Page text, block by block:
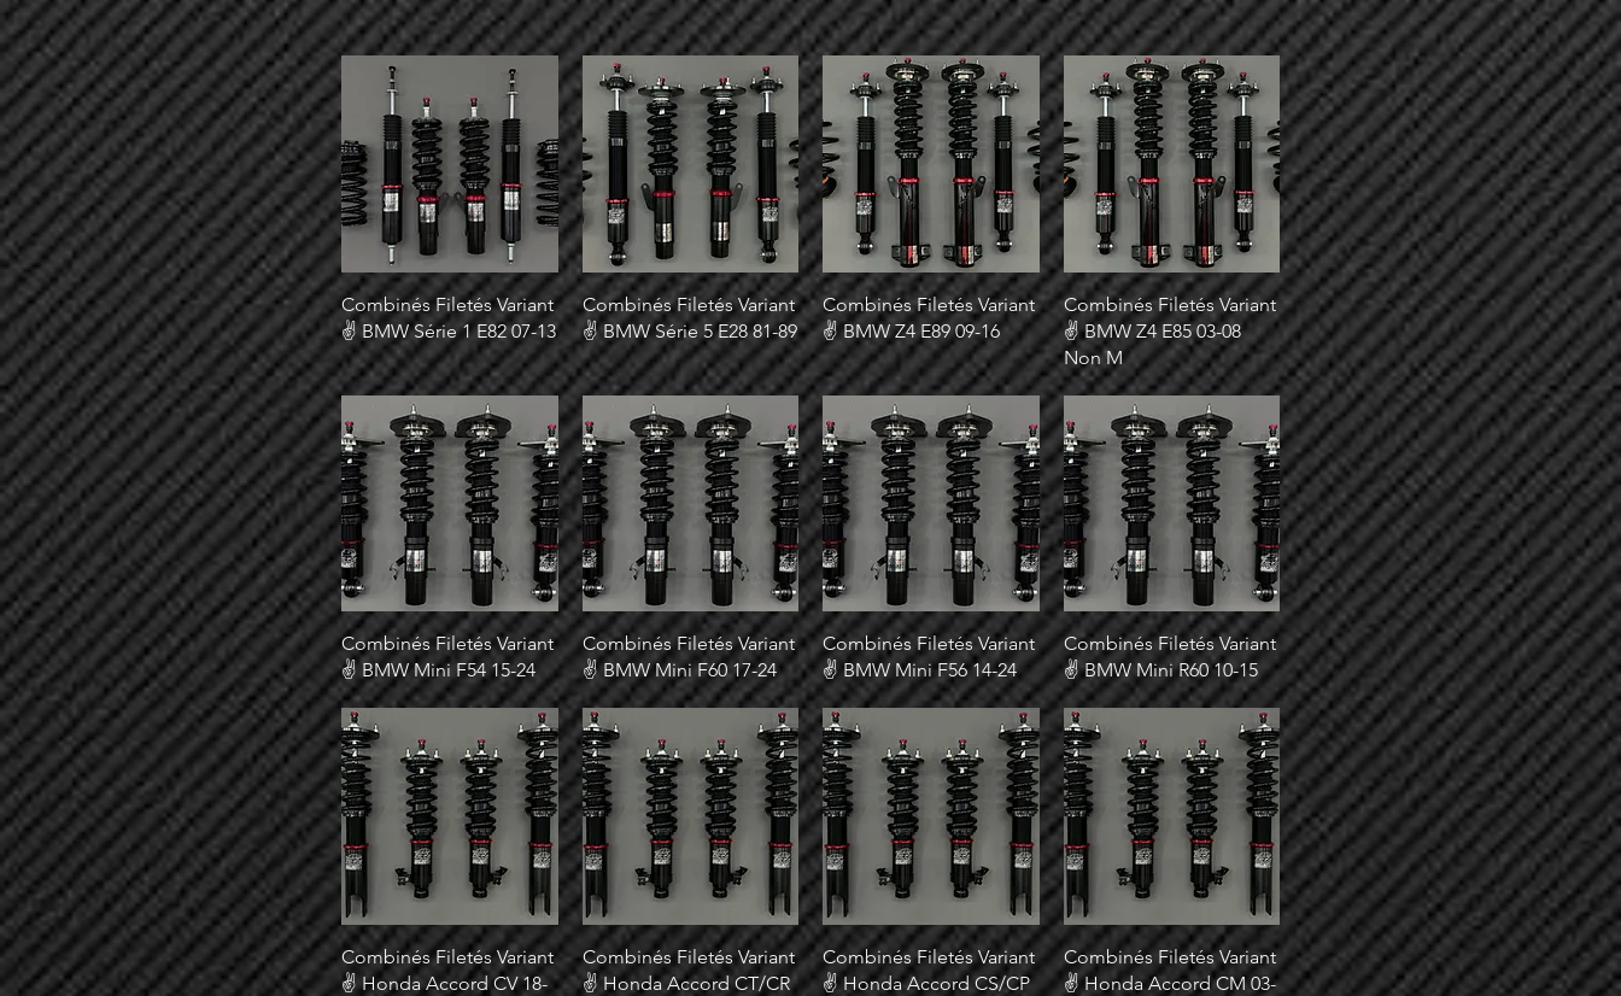
Combinés Filetés Variant
✌ BMW Série 1 E82 07-13
Combinés Filetés Variant
✌ BMW Série 5 E28 81-89
Combinés Filetés Variant
✌ BMW Z4 E89 09-16
Combinés Filetés Variant
✌ BMW Z4 E85 03-08
Non M
Combinés Filetés Variant
✌ BMW Mini F54 15-24
Combinés Filetés Variant
✌ BMW Mini F60 17-24
Combinés Filetés Variant
✌ BMW Mini F56 14-24
Combinés Filetés Variant
✌ BMW Mini R60 10-15
Combinés Filetés Variant
✌ Honda Accord CV 18-
Combinés Filetés Variant
✌ Honda Accord CT/CR
Combinés Filetés Variant
✌ Honda Accord CS/CP
Combinés Filetés Variant
✌ Honda Accord CM 03-